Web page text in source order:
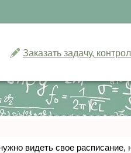
Заказать задачу,
видеть свое